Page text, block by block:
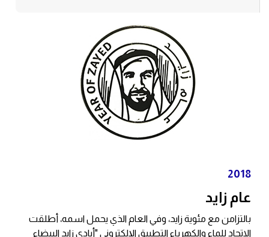
2018
عام زايد
بالتزامن مع مئوية زايد، وفي العام الذي يحمل اسمه، أطلقت
الاتحاد للماء والكهرباء التطبيق الإلكتروني "أيادي زايد البيضاء